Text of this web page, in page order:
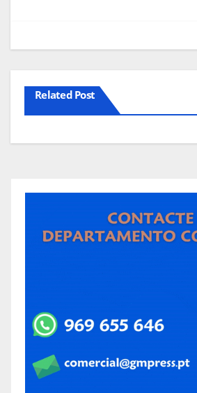
Related Post